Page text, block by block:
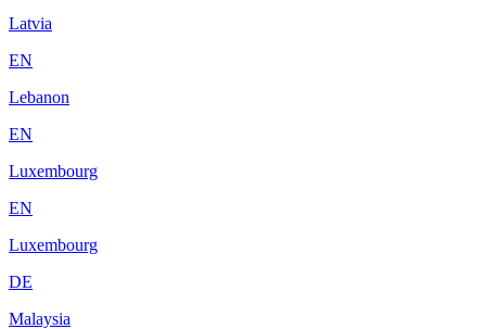
Latvia
EN
Lebanon
EN
Luxembourg
EN
Luxembourg
DE
Malaysia